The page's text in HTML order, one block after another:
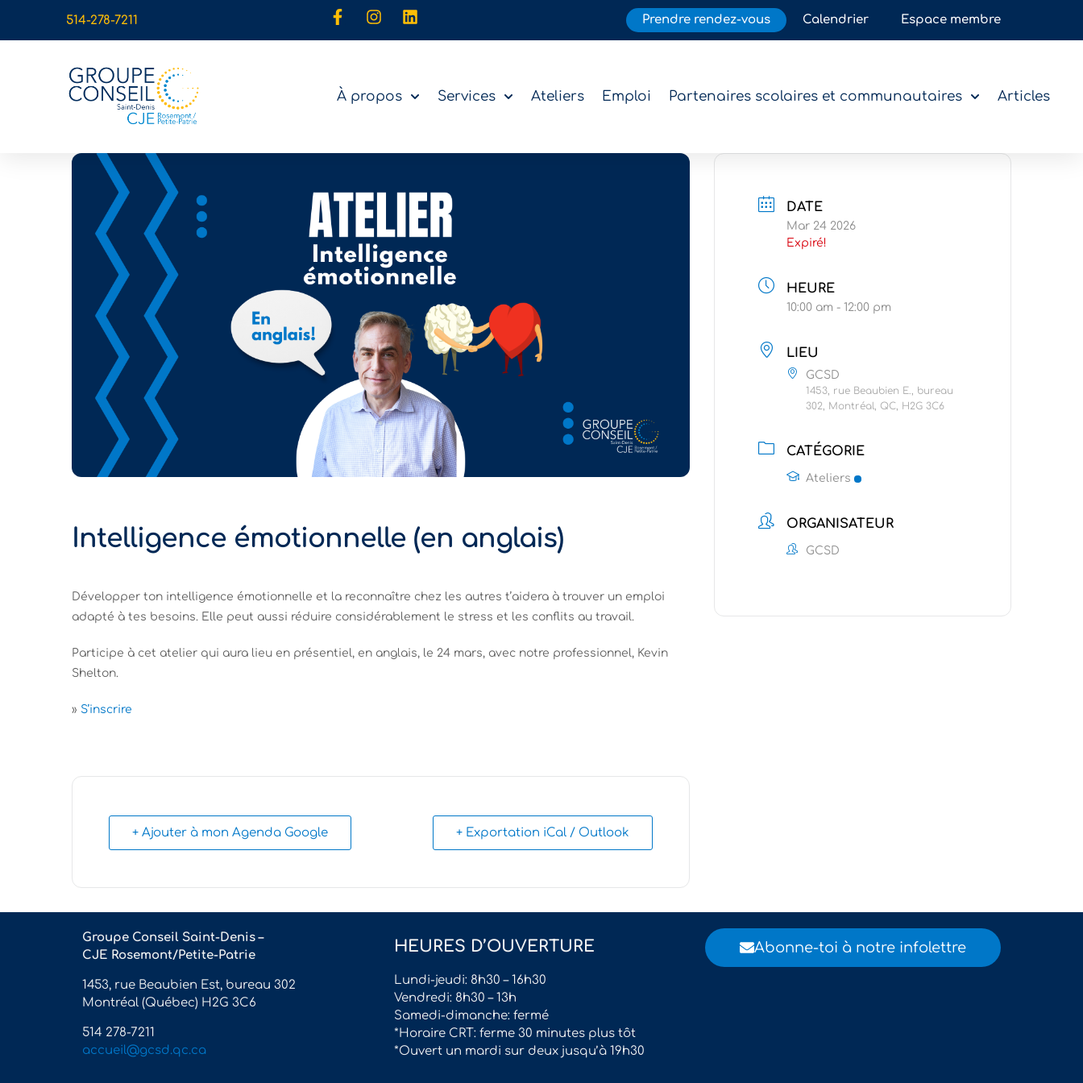
514-278-7211 Prendre rendez-vous Calendrier Espace membre
À propos Services Ateliers Emploi Partenaires scolaires et communautaires Articles
Intelligence émotionnelle (en anglais)
Développer ton intelligence émotionnelle et la reconnaître chez les autres t’aidera à trouver un emploi
adapté à tes besoins. Elle peut aussi réduire considérablement le stress et les conflits au travail.
Participe à cet atelier qui aura lieu en présentiel, en anglais, le 24 mars, avec notre professionnel, Kevin
Shelton.
» S’inscrire
+ Ajouter à mon Agenda Google + Exportation iCal / Outlook
DATE
Mar 24 2026
Expiré!
HEURE
10:00 am - 12:00 pm
LIEU
GCSD
1453, rue Beaubien E., bureau
302, Montréal, QC, H2G 3C6
CATÉGORIE
Ateliers
ORGANISATEUR
GCSD
Groupe Conseil Saint-Denis –
CJE Rosemont/Petite-Patrie
1453, rue Beaubien Est, bureau 302
Montréal (Québec) H2G 3C6
514 278-7211
accueil@gcsd.qc.ca
HEURES D’OUVERTURE
Lundi-jeudi: 8h30 – 16h30
Vendredi: 8h30 – 13h
Samedi-dimanche: fermé
*Horaire CRT: ferme 30 minutes plus tôt
*Ouvert un mardi sur deux jusqu’à 19h30
Abonne-toi à notre infolettre